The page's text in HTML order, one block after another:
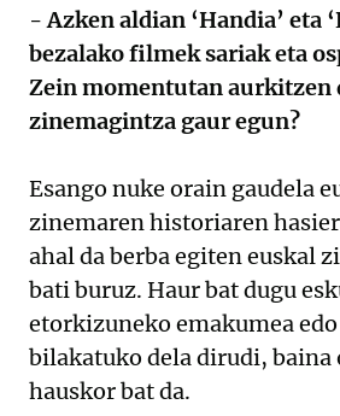
- Azken aldian ‘Handia’ eta
bezalako filmek sariak eta
Zein momentutan aurkitzen
zinemagintza gaur egun?
Esango nuke orain gaudela
zinemaren historiaren
ahal da berba egiten euskal
bati buruz. Haur bat dugu
etorkizuneko emakumea
bilakatuko dela dirudi,
hauskor bat da.